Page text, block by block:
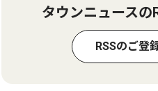
タウンニュースの
RSSのご登